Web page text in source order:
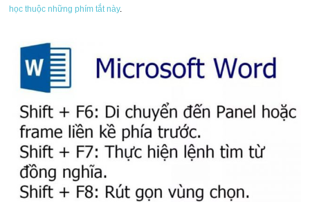
học thuộc những phím tắt này.